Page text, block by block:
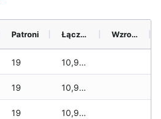
Patroni Łącznie Wzrost (28 dni)
19 10,970 zł
19 10,960 zł
19 10,960 zł